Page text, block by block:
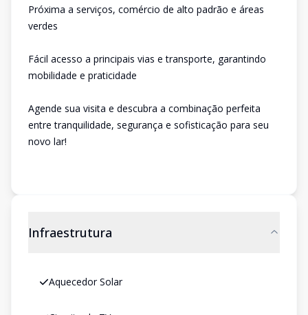
Próxima a serviços, comércio de alto padrão e áreas
verdes
Fácil acesso a principais vias e transporte, garantindo
mobilidade e praticidade
Agende sua visita e descubra a combinação perfeita
entre tranquilidade, segurança e sofisticação para seu
novo lar!
Infraestrutura
Aquecedor Solar